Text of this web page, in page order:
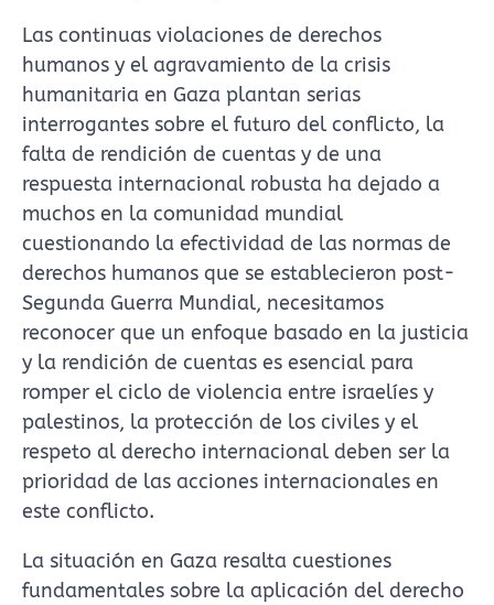
Las continuas violaciones de derechos
humanos y el agravamiento de la crisis
humanitaria en Gaza plantan serias
interrogantes sobre el futuro del conflicto, la
falta de rendición de cuentas y de una
respuesta internacional robusta ha dejado a
muchos en la comunidad mundial
cuestionando la efectividad de las normas de
derechos humanos que se establecieron post-
Segunda Guerra Mundial, necesitamos
reconocer que un enfoque basado en la justicia
y la rendición de cuentas es esencial para
romper el ciclo de violencia entre israelíes y
palestinos, la protección de los civiles y el
respeto al derecho internacional deben ser la
prioridad de las acciones internacionales en
este conflicto.
​La situación en Gaza resalta cuestiones
fundamentales sobre la aplicación del derecho